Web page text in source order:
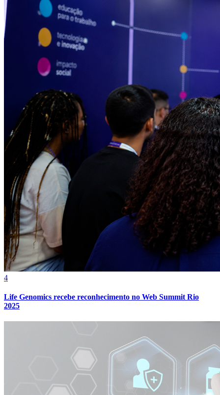
Athletico-PR
4
Life Genomics recebe reconhecimento no Web Summit Rio
2025